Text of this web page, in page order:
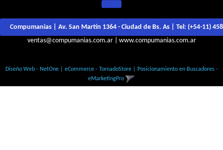
Compumanias | Av. San Martín 1364 - Ciudad de Bs. As | Tel: (+54-11)
ventas@compumanias.com.ar| www.compumanias.com.ar
Diseño Web - NetOne| eCommerce - TornadoStore| Posicionamiento en Buscadores -
eMarketingPro